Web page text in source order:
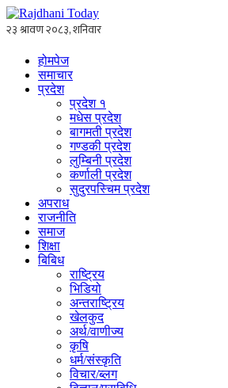
होमपेज
समाचार
प्रदेश
प्रदेश १
मधेस प्रदेश
बागमती प्रदेश
गण्डकी प्रदेश
लुम्बिनी प्रदेश
कर्णाली प्रदेश
सुदुरपस्चिम प्रदेश
अपराध
राजनीति
समाज
शिक्षा
बिबिध
राष्ट्रिय
भिडियो
अन्तराष्ट्रिय
खेलकुद
अर्थ/वाणीज्य
कृषि
धर्म/संस्कृति
विचार/ब्लग